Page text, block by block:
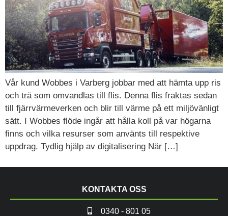
Vår kund Wobbes i Varberg jobbar med att hämta upp ris
och trä som omvandlas till flis. Denna flis fraktas sedan
till fjärrvärmeverken och blir till värme på ett miljövänligt
sätt. I Wobbes flöde ingår att hålla koll på var högarna
finns och vilka resurser som använts till respektive
uppdrag. Tydlig hjälp av digitalisering När […]
KONTAKTA OSS
0340 - 801 05